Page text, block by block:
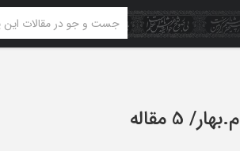
م.بهار/ 5 مقاله